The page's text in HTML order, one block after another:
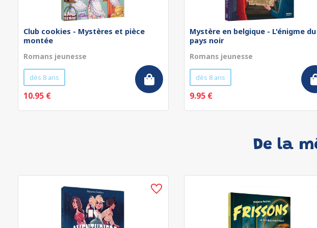
Club cookies - Mystères et pièce
montée
Romans jeunesse
dès 8 ans
10.95 €
Mystère en belgique - L'énigme du
pays noir
Romans jeunesse
dès 8 ans
9.95 €
De la